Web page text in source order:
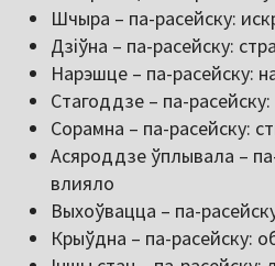
Шчыра – па-расейску:
Дзіўна – па-расейску:
Нарэшце – па-расейску:
Стагоддзе – па-
Сорамна – па-расейску:
Асяроддзе ўплывала –
влияло
Выхоўвацца – па-
Крыўдна – па-расейску: